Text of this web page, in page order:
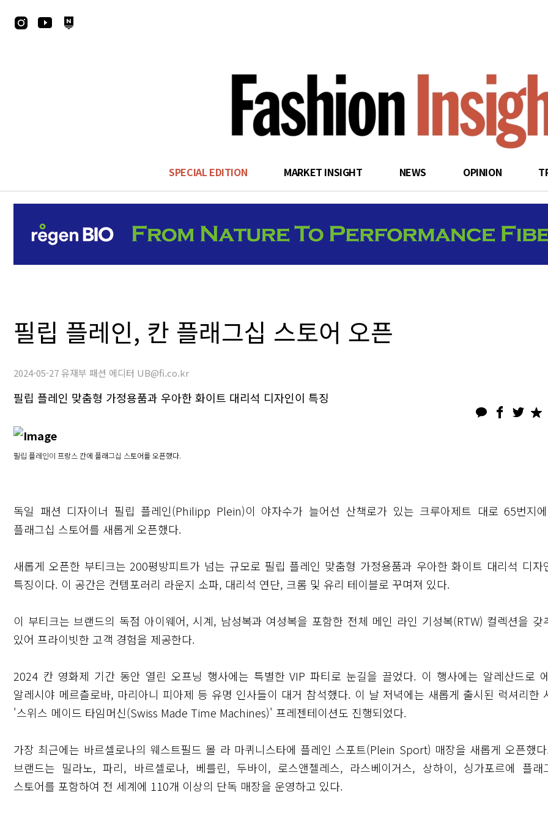
search
SPECIAL EDITION MARKET INSIGHT NEWS OPINION
필립 플레인, 칸 플래그십 스토어 오픈
2024-05-27 유재부 패션 에디터 UB@fi.co.kr
필립 플레인 맞춤형 가정용품과 우아한 화이트 대리석 디자인이 특징
필립 플레인이 프랑스 칸에 플래그십 스토어를 오픈했다.
독일 패션 디자이너 필립 플레인(Philipp Plein)이 야자수가 늘어선 산책로가 있는 크루아제트 대로 65번지
플래그십 스토어를 새롭게 오픈했다.
새롭게 오픈한 부티크는 200평방피트가 넘는 규모로 필립 플레인 맞춤형 가정용품과 우아한 화이트 대리석 디자
특징이다. 이 공간은 컨템포러리 라운지 소파, 대리석 연단, 크롬 및 유리 테이블로 꾸며져 있다.
이 부티크는 브랜드의 독점 아이웨어, 시계, 남성복과 여성복을 포함한 전체 메인 라인 기성복(RTW) 컬렉션을 갖
있어 프라이빗한 고객 경험을 제공한다.
2024 칸 영화제 기간 동안 열린 오프닝 행사에는 특별한 VIP 파티로 눈길을 끌었다. 이 행사에는 알레산드로
알레시야 메르츨로바, 마리아니 피아제 등 유명 인사들이 대거 참석했다. 이 날 저녁에는 새롭게 출시된 럭셔리한
'스위스 메이드 타임머신(Swiss Made Time Machines)' 프레젠테이션도 진행되었다.
가장 최근에는 바르셀로나의 웨스트필드 몰 라 마퀴니스타에 플레인 스포트(Plein Sport) 매장을 새롭게 오픈했
브랜드는 밀라노, 파리, 바르셀로나, 베를린, 두바이, 로스앤젤레스, 라스베이거스, 상하이, 싱가포르에 플래
스토어를 포함하여 전 세계에 110개 이상의 단독 매장을 운영하고 있다.